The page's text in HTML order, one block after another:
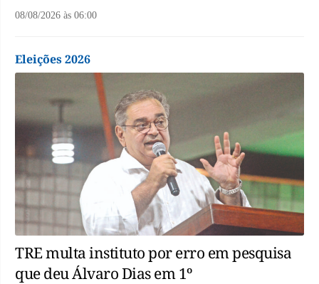
08/08/2026 às 06:00
Eleições 2026
TRE multa instituto por erro em pesquisa
que deu Álvaro Dias em 1º